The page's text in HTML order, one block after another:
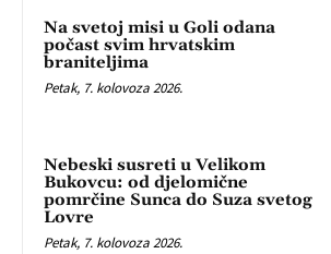
Na svetoj misi u Goli odana
počast svim hrvatskim
braniteljima
Petak, 7. kolovoza 2026.
Nebeski susreti u Velikom
Bukovcu: od djelomične
pomrčine Sunca do Suza svetog
Lovre
Petak, 7. kolovoza 2026.